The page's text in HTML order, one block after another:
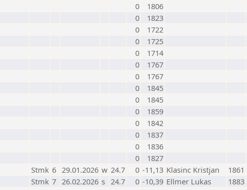
0
1806
0
1823
0
1722
0
1725
0
1714
0
1767
0
1767
0
1845
0
1845
0
1859
0
1842
0
1837
0
1836
0
1827
Stmk 6 29.01.2026 w 24.7 0 -11,13 Klasinc Kristjan 1861
Stmk 7 26.02.2026 s 24.7 0 -10,39 Ellmer Lukas 1883